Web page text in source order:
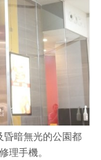
昏暗無光的公園都
理手機。